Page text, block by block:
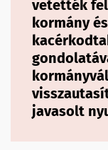
vetették
kormány
javasolt